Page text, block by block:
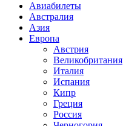
Авиабилеты
Австралия
Азия
Европа
Австрия
Великобритания
Италия
Испания
Кипр
Греция
Россия